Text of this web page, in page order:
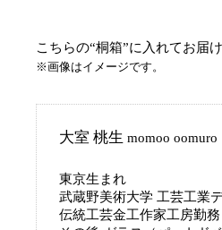
こちらの“桐箱”に入れてお届
※画像はイメージです。
大室 桃生 momoo oomuro
東京生まれ
武蔵野美術大学 工芸工業
伝統工芸金工作家工房勤務